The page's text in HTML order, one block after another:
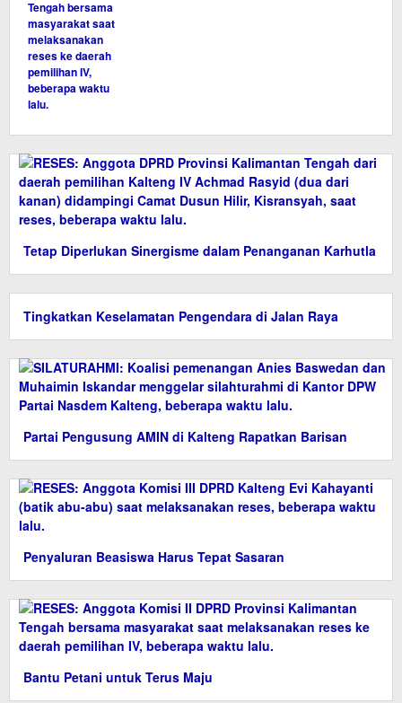
Tetap Diperlukan Sinergisme dalam Penanganan Karhutla
Tingkatkan Keselamatan Pengendara di Jalan Raya
Partai Pengusung AMIN di Kalteng Rapatkan Barisan
Penyaluran Beasiswa Harus Tepat Sasaran
Bantu Petani untuk Terus Maju